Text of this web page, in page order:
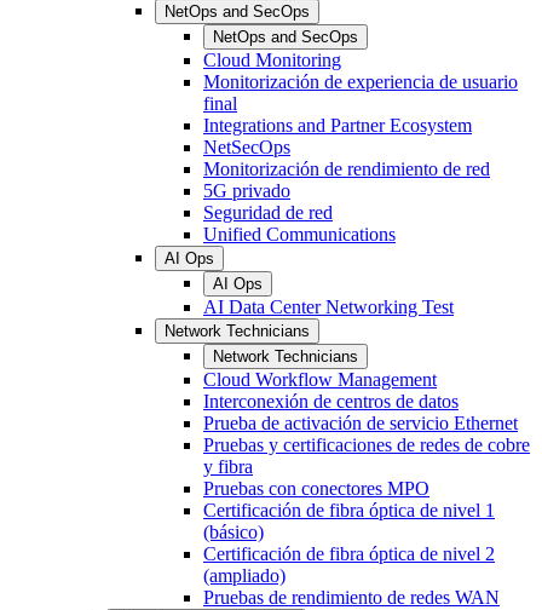
NetOps and SecOps
NetOps and SecOps
Cloud Monitoring
Monitorización de experiencia de usuario
final
Integrations and Partner Ecosystem
NetSecOps
Monitorización de rendimiento de red
5G privado
Seguridad de red
Unified Communications
AI Ops
AI Ops
AI Data Center Networking Test
Network Technicians
Network Technicians
Cloud Workflow Management
Interconexión de centros de datos
Prueba de activación de servicio Ethernet
Pruebas y certificaciones de redes de cobre
y fibra
Pruebas con conectores MPO
Certificación de fibra óptica de nivel 1
(básico)
Certificación de fibra óptica de nivel 2
(ampliado)
Pruebas de rendimiento de redes WAN